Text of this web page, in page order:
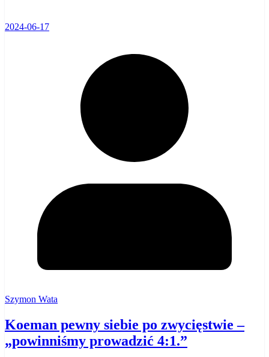
2024-06-17
Szymon Wata
Koeman pewny siebie po zwycięstwie –
„powinniśmy prowadzić 4:1.”